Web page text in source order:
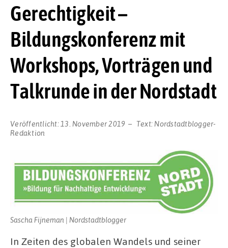
Gerechtigkeit –
Bildungskonferenz mit
Workshops, Vorträgen und
Talkrunde in der Nordstadt
Veröffentlicht: 13. November 2019 Text: Nordstadtblogger-
Redaktion
Sascha Fijneman | Nordstadtblogger
In Zeiten des globalen Wandels und seiner